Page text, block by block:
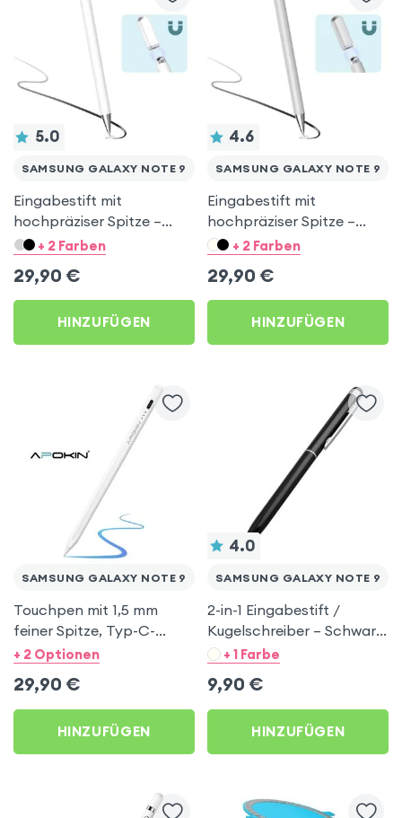
5.0
SAMSUNG GALAXY NOTE 9
Eingabestift mit
hochpräziser Spitze –
Weiß für Samsung Galaxy
+ 2 Farben
29,90 €
HINZUFÜGEN
4.6
SAMSUNG GALAXY NOTE 9
Eingabestift mit
hochpräziser Spitze –
Silber für Samsung Galaxy
+ 2 Farben
29,90 €
HINZUFÜGEN
SAMSUNG GALAXY NOTE 9
Touchpen mit 1,5 mm
feiner Spitze, Typ-C-
Aufladung - Apokin für
+ 2 Optionen
29,90 €
HINZUFÜGEN
4.0
SAMSUNG GALAXY NOTE 9
2-in-1 Eingabestift /
Kugelschreiber – Schwarz
für Samsung Galaxy Note
+ 1 Farbe
9,90 €
HINZUFÜGEN